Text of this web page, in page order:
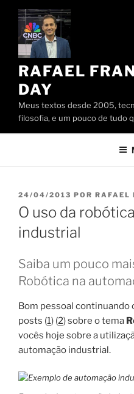
Pular
conteúdo
RAFAEL
DAY
Meus textos desde 2005,
filosofia, e um pouco de tudo
PUBLICADO
EM
24/04/2013 POR RAFAEL
O uso da
industrial
Saiba um pouco
Robótica na
Bom pessoal continuando
posts (1) (2) sobre o tema
vocês hoje sobre a
automação industrial.